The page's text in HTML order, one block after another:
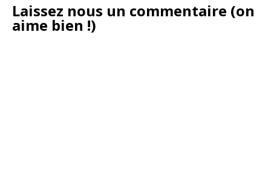
Laissez nous un commentaire (on
aime bien !)